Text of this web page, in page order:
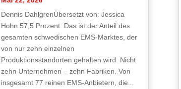
Dennis DahlgrenÜbersetzt von: Jessica
Hohn 57,5 Prozent. Das ist der Anteil des
gesamten schwedischen EMS-Marktes, der
von nur zehn einzelnen
Produktionsstandorten gehalten wird. Nicht
zehn Unternehmen – zehn Fabriken. Von
insgesamt 77 reinen EMS-Anbietern, die...